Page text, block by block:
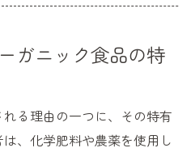
ガニック食品の特
る理由の一つに、その特有
、化学肥料や農薬を使用し